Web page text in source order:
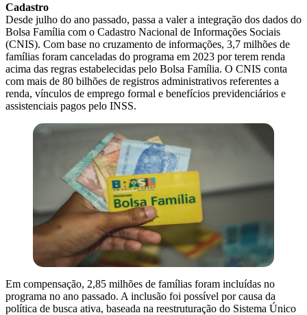
Cadastro
Desde julho do ano passado, passa a valer a integração dos dados do
Bolsa Família com o Cadastro Nacional de Informações Sociais
(CNIS). Com base no cruzamento de informações, 3,7 milhões de
famílias foram canceladas do programa em 2023 por terem renda
acima das regras estabelecidas pelo Bolsa Família. O CNIS conta
com mais de 80 bilhões de registros administrativos referentes a
renda, vínculos de emprego formal e benefícios previdenciários e
assistenciais pagos pelo INSS.
Em compensação, 2,85 milhões de famílias foram incluídas no
programa no ano passado. A inclusão foi possível por causa da
política de busca ativa, baseada na reestruturação do Sistema Único